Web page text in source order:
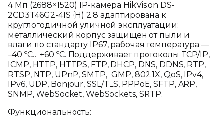
4 Мп (2688×1520) IP-камера HikVision DS-
2CD3T46G2-4IS (H) 2.8 адаптирована к
круглогодичной уличной эксплуатации:
металлический корпус защищен от пыли и
влаги по стандарту IP67, рабочая температура —
–40 ºC… +60 ºC. Поддерживает протоколы TCP/IP,
ICMP, HTTP, HTTPS, FTP, DHCP, DNS, DDNS, RTP,
RTSP, NTP, UPnP, SMTP, IGMP, 802.1X, QoS, IPv4,
IPv6, UDP, Bonjour, SSL/TLS, PPPoE, SFTP, ARP,
SNMP, WebSocket, WebSockets, SRTP.
Функциональность: